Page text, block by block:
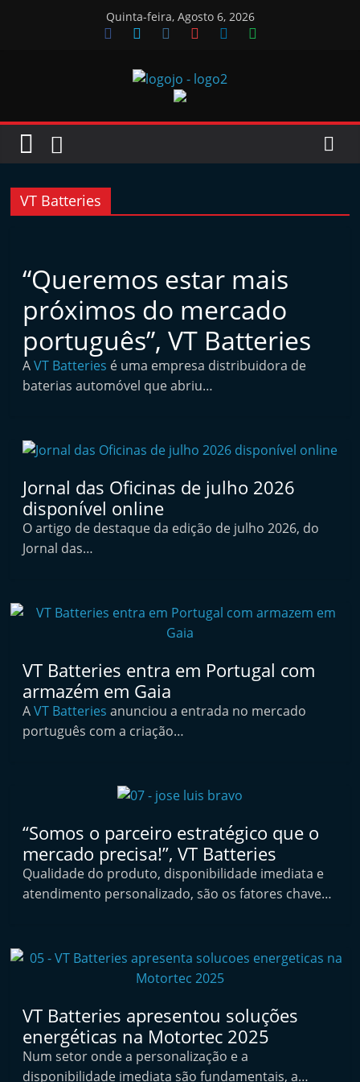
Quinta-feira, Agosto 6, 2026
Jornal
r
n
l
i
n
e
n
d
e
o
A
f
t
m
r
k
e
u
m
ó
v
VT Batteries
“Queremos estar mais
próximos do mercado
português”, VT Batteries
AVT Batteries é uma empresa distribuidora de
baterias automóvel que abriu…
Jornal das Oficinas de julho 2026
disponível online
O artigo de destaque da edição de julho 2026, do
Jornal das…
VT Batteries entra em Portugal com
armazém em Gaia
AVT Batteries anunciou a entrada no mercado
português com a criação…
“Somos o parceiro estratégico que o
mercado precisa!”, VT Batteries
Qualidade do produto, disponibilidade imediata e
atendimento personalizado, são os fatores chave…
VT Batteries apresentou soluções
energéticas na Motortec 2025
Num setor onde a personalização e a
disponibilidade imediata são fundamentais, a…